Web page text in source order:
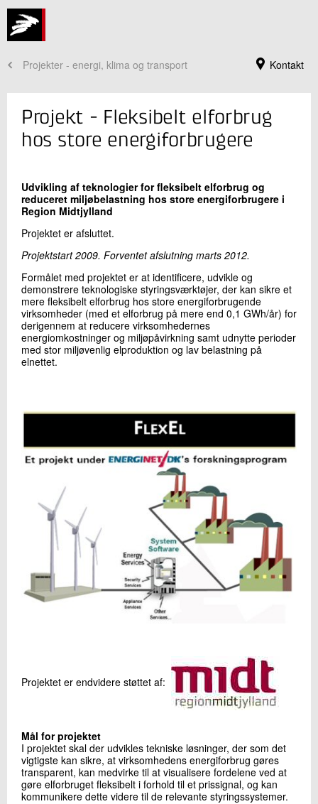
Kontakt
Projekter - energi, klima og transport
Jeg er din kontaktperson
Jannie Guldmann Würtz
Seniorkommunikationskonsulent
Køle- og Varmepumpeteknik
+45 72 20 11 82
Send e-mail
Send
Projekt - Fleksibelt elforbrug
hos store energiforbrugere
Udvikling af teknologier for fleksibelt elforbrug og
reduceret miljøbelastning hos store energiforbrugere i
Region Midtjylland
Projektet er afsluttet.
Projektstart 2009. Forventet afslutning marts 2012.
Formålet med projektet er at identificere, udvikle og
demonstrere teknologiske styringsværktøjer, der kan sikre et
mere fleksibelt elforbrug hos store energiforbrugende
virksomheder (med et elforbrug på mere end 0,1 GWh/år) for
derigennem at reducere virksomhedernes
energiomkostninger og miljøpåvirkning samt udnytte perioder
med stor miljøvenlig elproduktion og lav belastning på
elnettet.
Projektet er endvidere støttet af:
Mål for projektet
I projektet skal der udvikles tekniske løsninger, der som det
vigtigste kan sikre, at virksomhedens energiforbrug gøres
transparent, kan medvirke til at visualisere fordelene ved at
gøre elforbruget fleksibelt i forhold til et prissignal, og kan
kommu­nikere dette videre til de relevante styringssystemer.